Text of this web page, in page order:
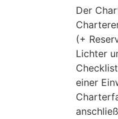
Der
(+
Lichter
einer